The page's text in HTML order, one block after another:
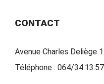
CONTACT
Avenue Charles Deliège
Téléphone : 064/34.13.57